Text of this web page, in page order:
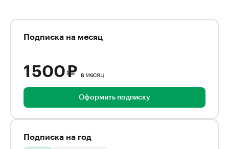
Подписка на месяц
1 500 ₽ в месяц
Оформить подписку
Подписка на год